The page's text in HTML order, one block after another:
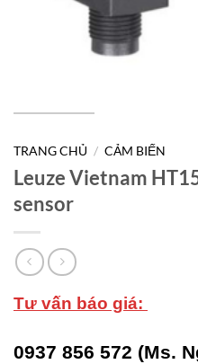
TRANG CHỦ / CẢM BIẾN
Leuze Vietnam
sensor
Tư vấn báo giá:
0937 856 572 (Ms.